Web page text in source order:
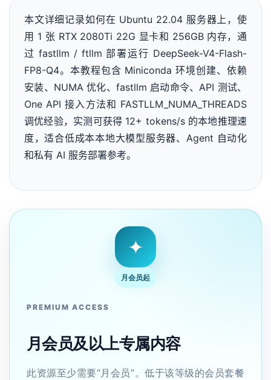
本文详细记录如何在 Ubuntu 22.04 服务器上，使
用 1 张 RTX 2080Ti 22G 显卡和 256GB 内存，通
过 fastllm / ftllm 部署运行 DeepSeek-V4-Flash-
FP8-Q4。本教程包含 Miniconda 环境创建、依赖
安装、NUMA 优化、fastllm 启动命令、API 测试、
One API 接入方法和 FASTLLM_NUMA_THREADS
调优经验，实测可获得 12+ tokens/s 的本地推理速
度，适合低成本本地大模型服务器、Agent 自动化
和私有 AI 服务部署参考。
✦
月会员起
PREMIUM ACCESS
月会员及以上专属内容
此资源至少需要“月会员”。低于该等级的会员套餐